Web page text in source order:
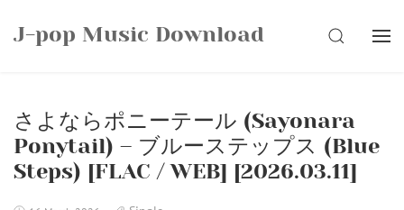
J-pop Music Download SEARCH
さよならポニーテール (Sayonara
Ponytail) – ブルーステップス (Blue
Steps) [FLAC / WEB] [2026.03.11]